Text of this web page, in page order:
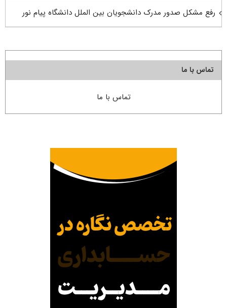
رفع مشکل صدور مدرک دانشجویان بین الملل دانشگاه پیام نور
تماس با ما
تماس با ما